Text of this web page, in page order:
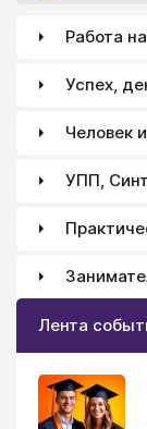
Работа
Успех,
Человек
УПП,
Лента